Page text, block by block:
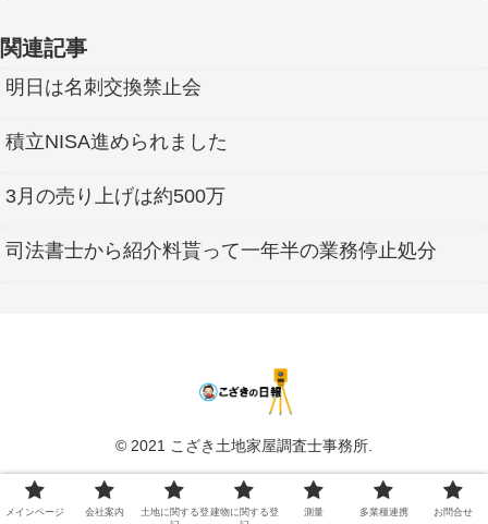
関連記事
明日は名刺交換禁止会
積立NISA進められました
3月の売り上げは約500万
司法書士から紹介料貰って一年半の業務停止処分
© 2021 こざき土地家屋調査士事務所.
メインページ 会社案内
土地に関する登建物に関する登
測量 多業種連携 お問合せ